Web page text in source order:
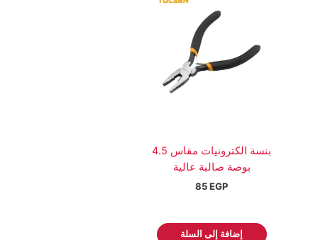
بنسة الكترونيات مقاس 4.5
بوصة صالبة عالية
85EGP
إضافة إلى السلة